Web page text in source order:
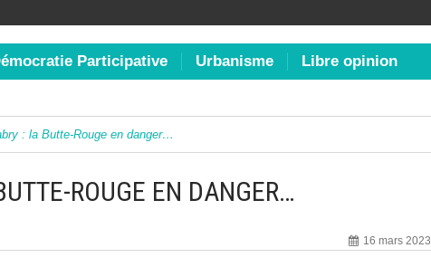
Participative Urbanisme Libre opinion
: la Butte-Rouge en danger…
ROUGE EN DANGER…
16 mars 2023